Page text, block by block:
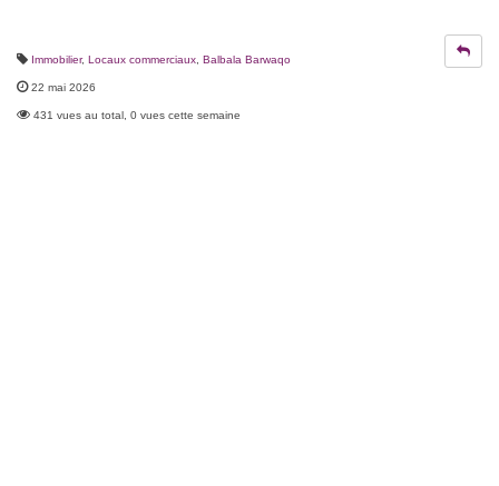
Immobilier, Locaux commerciaux Balbala Barwaqo
22 mai 2026
431 vues au total, 0 vues cette semaine